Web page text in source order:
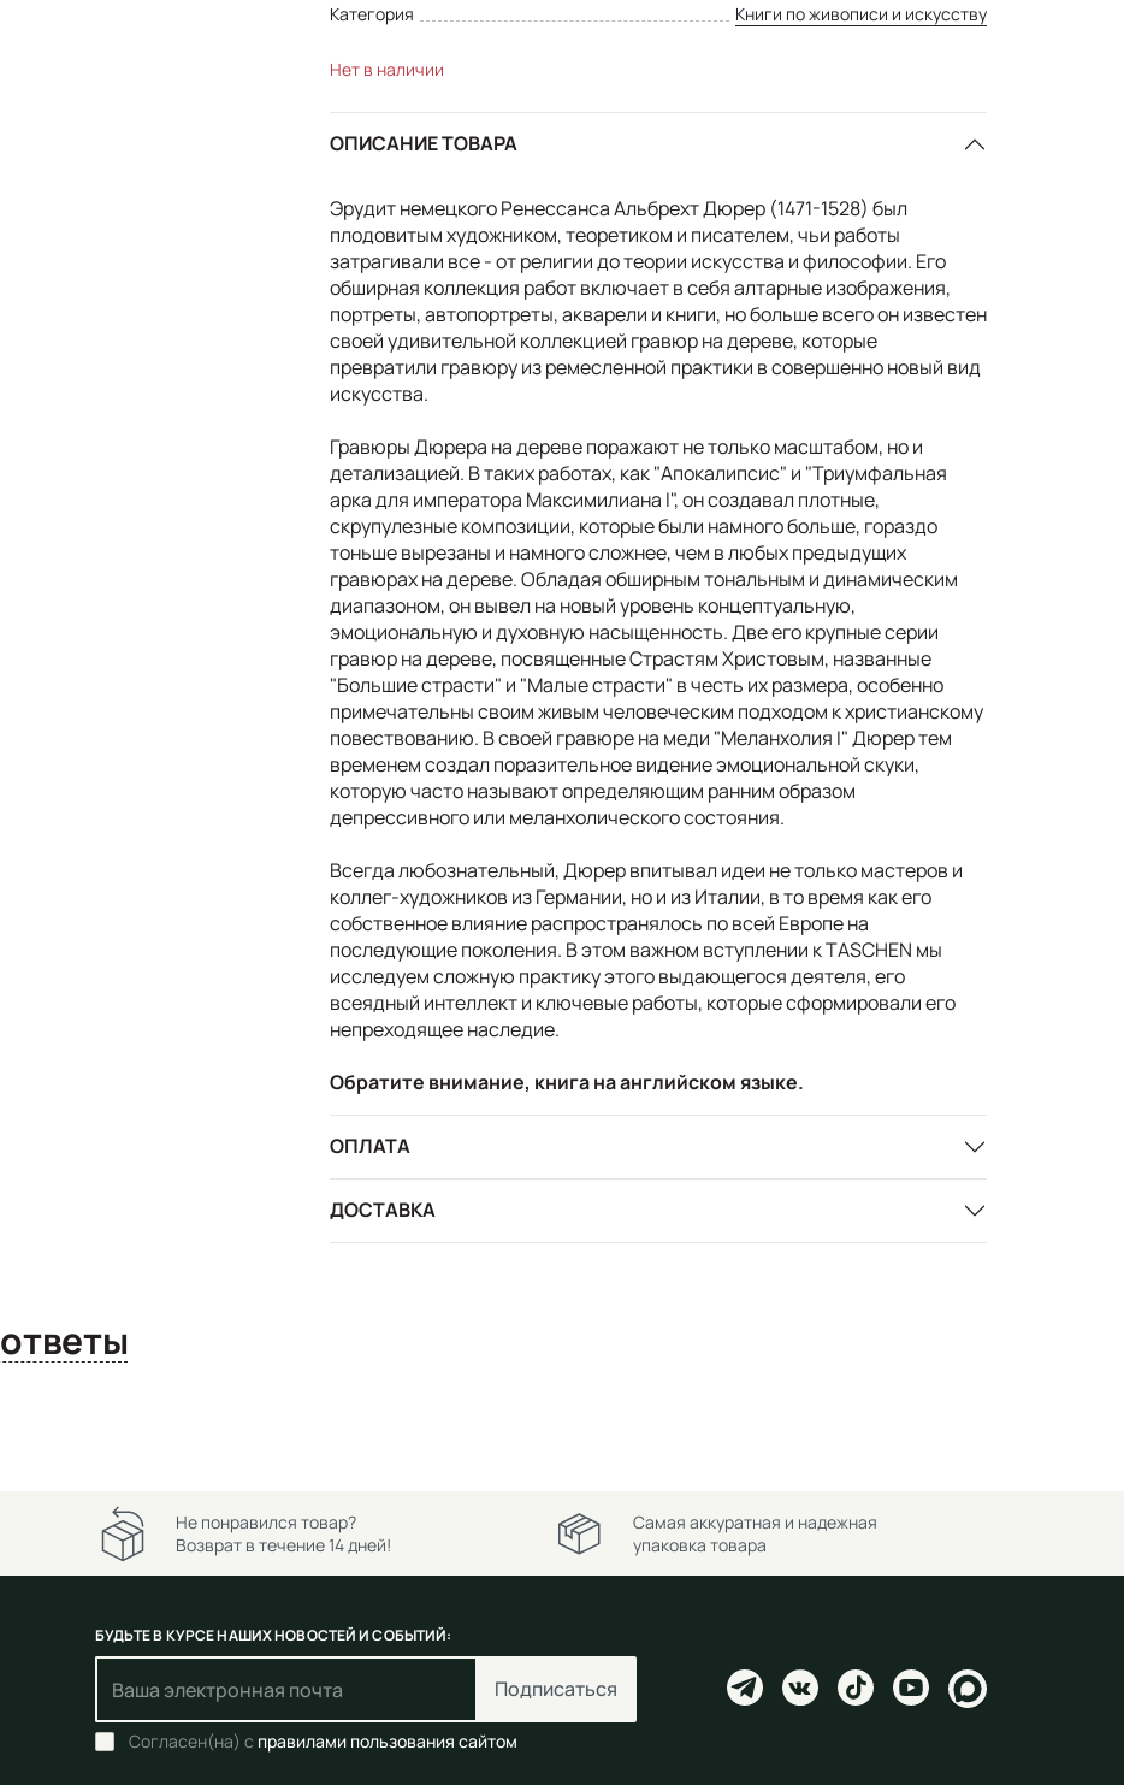
Категория
Книги по живописи и искусству
Нет в наличии
ОПИСАНИЕ ТОВАРА
Эрудит немецкого Ренессанса Альбрехт Дюрер (1471-1528) был
плодовитым художником, теоретиком и писателем, чьи работы
затрагивали все - от религии до теории искусства и философии. Его
обширная коллекция работ включает в себя алтарные изображения,
портреты, автопортреты, акварели и книги, но больше всего он известен
своей удивительной коллекцией гравюр на дереве, которые
превратили гравюру из ремесленной практики в совершенно новый вид
искусства.
Гравюры Дюрера на дереве поражают не только масштабом, но и
детализацией. В таких работах, как "Апокалипсис" и "Триумфальная
арка для императора Максимилиана I", он создавал плотные,
скрупулезные композиции, которые были намного больше, гораздо
тоньше вырезаны и намного сложнее, чем в любых предыдущих
гравюрах на дереве. Обладая обширным тональным и динамическим
диапазоном, он вывел на новый уровень концептуальную,
эмоциональную и духовную насыщенность. Две его крупные серии
гравюр на дереве, посвященные Страстям Христовым, названные
"Большие страсти" и "Малые страсти" в честь их размера, особенно
примечательны своим живым человеческим подходом к христианскому
повествованию. В своей гравюре на меди "Меланхолия I" Дюрер тем
временем создал поразительное видение эмоциональной скуки,
которую часто называют определяющим ранним образом
депрессивного или меланхолического состояния.
Всегда любознательный, Дюрер впитывал идеи не только мастеров и
коллег-художников из Германии, но и из Италии, в то время как его
собственное влияние распространялось по всей Европе на
последующие поколения. В этом важном вступлении к TASCHEN мы
исследуем сложную практику этого выдающегося деятеля, его
всеядный интеллект и ключевые работы, которые сформировали его
непреходящее наследие.
Обратите внимание, книга на английском языке.
ОПЛАТА
ДОСТАВКА
Вопросы и ответы
Не понравился товар?
Возврат в течение 14 дней!
Самая аккуратная и надежная
упаковка товара
БУДЬТЕ В КУРСЕ НАШИХ НОВОСТЕЙ И СОБЫТИЙ:
Подписаться
Согласен(на) с правилами пользования сайтом